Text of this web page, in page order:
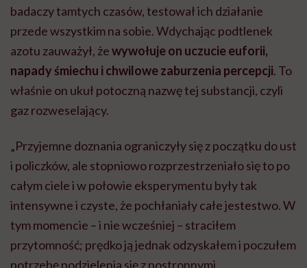
badaczy tamtych czasów, testował ich działanie
przede wszystkim na sobie. Wdychając podtlenek
azotu zauważył, żewywołuje on uczucie euforii,
napady śmiechu i chwilowe zaburzenia percepcji. To
właśnie on ukuł potoczną nazwę tej substancji, czyli
gaz rozweselający.
„Przyjemne doznania ograniczyły się z początku do ust
i policzków, ale stopniowo rozprzestrzeniało się to po
całym ciele i w połowie eksperymentu były tak
intensywne i czyste, że pochłaniały całe jestestwo. W
tym momencie – i nie wcześniej – straciłem
przytomność; prędko ją jednak odzyskałem i poczułem
potrzebę podzielenia się z postronnymi